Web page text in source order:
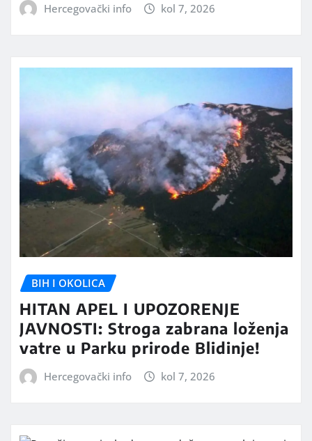
Hercegovački info kol 7, 2026
BIH I OKOLICA
HITAN APEL I UPOZORENJE
JAVNOSTI: Stroga zabrana loženja
vatre u Parku prirode Blidinje!
Hercegovački info kol 7, 2026